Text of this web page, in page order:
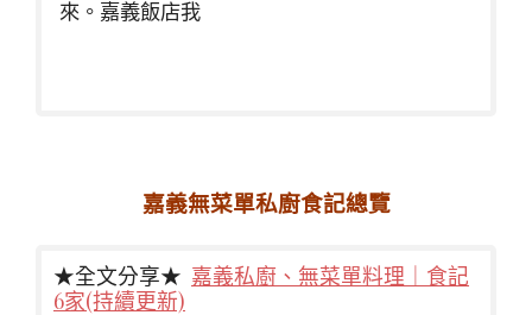
來。嘉義飯店我
嘉義無菜單私廚食記總覽
★全文分享★ 嘉義私廚、無菜單料理｜食記
6家(持續更新)